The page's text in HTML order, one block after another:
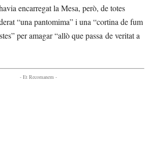
encarregat la Mesa, però, de totes
“una pantomima” i una “cortina de fum
per amagar “allò que passa de veritat a
- Et Recomanem -